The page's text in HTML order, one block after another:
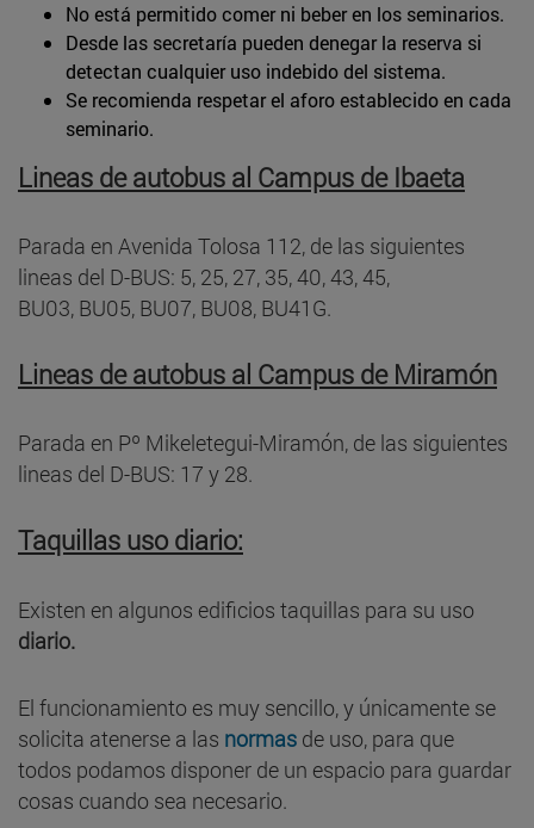
No está permitido comer ni beber en los seminarios.
Desde las secretaría pueden denegar la reserva si
detectan cualquier uso indebido del sistema.
Se recomienda respetar el aforo establecido en cada
seminario.
Lineas de autobus al Campus de Ibaeta
Parada en Avenida Tolosa 112, de las siguientes
lineas del D-BUS: 5, 25, 27, 35, 40, 43, 45,
BU03, BU05, BU07, BU08, BU41G.
Lineas de autobus al Campus de Miramón
Parada en Pº Mikeletegui-Miramón, de las siguientes
lineas del D-BUS: 17 y 28.
Taquillas uso diario:
Existen en algunos edificios taquillas para su uso
diario.
El funcionamiento es muy sencillo, y únicamente se
solicita atenerse a las normas de uso, para que
todos podamos disponer de un espacio para guardar
cosas cuando sea necesario.